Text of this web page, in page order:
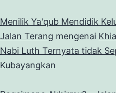
Menilik Ya'qub Mendidik
Jalan Terang mengenai
Nabi Luth Ternyata tidak
Kubayangkan